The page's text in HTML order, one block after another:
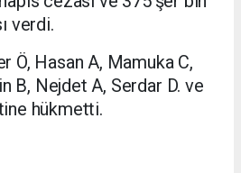
verdi.
Ö, Hasan A, Mamuka C,
B, Nejdet A, Serdar D. ve
hükmetti.